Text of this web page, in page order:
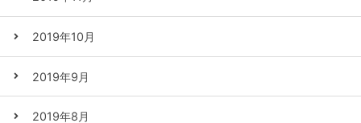
2019年10月
2019年9月
2019年8月